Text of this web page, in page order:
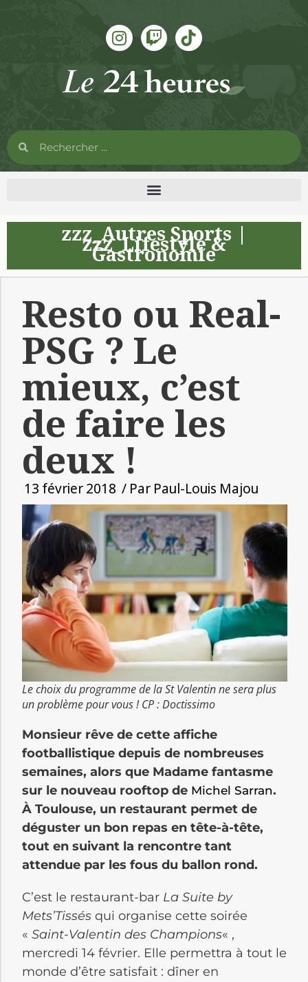
zzz_Autres Sports
zzz_Lifestyle &
Gastronomie
Resto ou Real-
PSG ? Le
mieux, c’est
de faire les
deux !
13 février 2018 / Par Paul-Louis Majou
Le choix du programme de la St Valentin ne sera plus
un problème pour vous ! CP : Doctissimo
Monsieur rêve de cette affiche
footballistique depuis de nombreuses
semaines, alors que Madame fantasme
sur le nouveau rooftop de Michel Sarran.
À Toulouse, un restaurant permet de
déguster un bon repas en tête-à-tête,
tout en suivant la rencontre tant
attendue par les fous du ballon rond.
C’est le restaurant-bar La Suite by
Mets’Tissés qui organise cette soirée
« Saint-Valentin des Champions« ,
mercredi 14 février. Elle permettra à tout le
monde d’être satisfait : dîner en